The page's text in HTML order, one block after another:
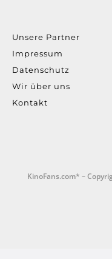
Unsere Partner
Impressum
Datenschutz
Wir über uns
Kontakt
KinoFans.com* –